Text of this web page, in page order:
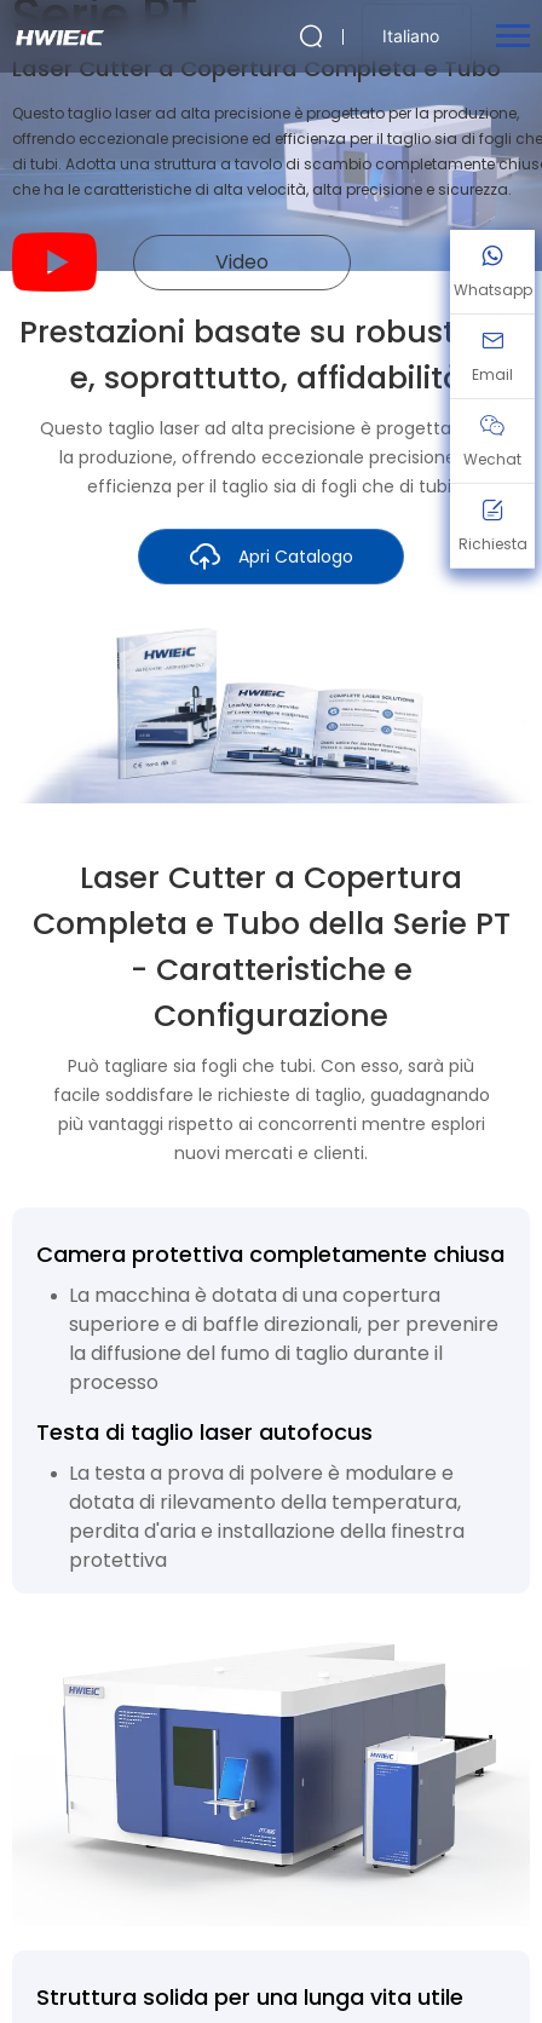
Italiano
Serie PT
Laser Cutter a Copertura Completa e Tubo
Questo taglio laser ad alta precisione è progettato per la produzione,
offrendo eccezionale precisione ed efficienza per il taglio sia di fogli che
di tubi. Adotta una struttura a tavolo di scambio completamente
che ha le caratteristiche di alta velocità, alta precisione e sicurezza.
Video
Prestazioni basate su robustezza
e, soprattutto, affidabilità.
Questo taglio laser ad alta precisione è progettato per
la produzione, offrendo eccezionale precisione ed
efficienza per il taglio sia di fogli che di tubi.
Apri Catalogo
Laser Cutter a Copertura
Completa e Tubo della Serie PT
- Caratteristiche e
Configurazione
Può tagliare sia fogli che tubi. Con esso, sarà più
facile soddisfare le richieste di taglio, guadagnando
più vantaggi rispetto ai concorrenti mentre esplori
nuovi mercati e clienti.
Camera protettiva completamente chiusa
La macchina è dotata di una copertura
superiore e di baffle direzionali, per prevenire
la diffusione del fumo di taglio durante il
processo
Testa di taglio laser autofocus
La testa a prova di polvere è modulare e
dotata di rilevamento della temperatura,
perdita d'aria e installazione della finestra
protettiva
Struttura solida per una lunga vita utile
Whatsapp
Email
Wechat
Richiesta